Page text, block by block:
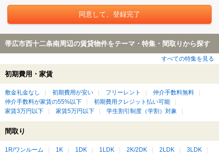
帯広市西十二条南周辺の賃貸物件をテーマ・特集・間取りから探す
すべての特集を見る
初期費用・家賃
敷金礼金なし 初期費用が安い フリーレント
仲介手数料無料
仲介手数料が家賃の55%以下
初期費用クレジット払い可能
家賃3万円以下
家賃5万円以下 学生割引制度（学割）対象
間取り
1R/ワンルーム 1K 1DK 1LDK 2K/2DK 2LDK 3LDK